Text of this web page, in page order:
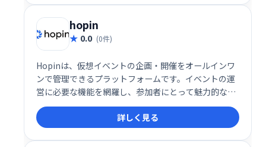
hopin
0.0 (0件)
Hopinは、仮想イベントの企画・開催をオールインワ
ンで管理できるプラットフォームです。イベントの運
営に必要な機能を網羅し、参加者にとって魅力的な体
験を提供します。スムーズなイベント実施と参加者エ
ンゲージメントの向上を実現し、オンラインイベント
を成功に導きます。
詳しく見る